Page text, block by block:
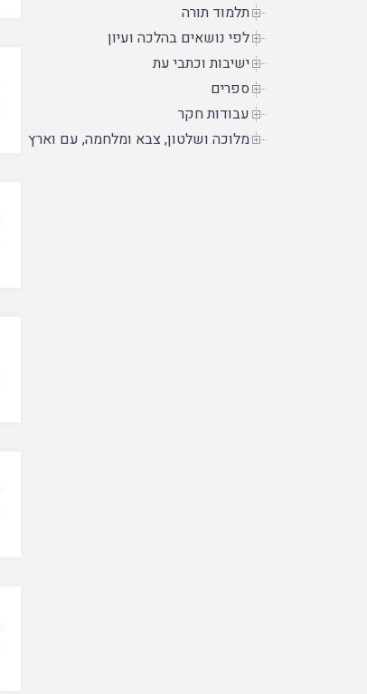
תלמוד תורה
לפי נושאים בהלכה ועיון
ישיבות וכתבי עת
ספרים
עבודות חקר
מלוכה ושלטון, צבא ומלחמה, עם וארץ